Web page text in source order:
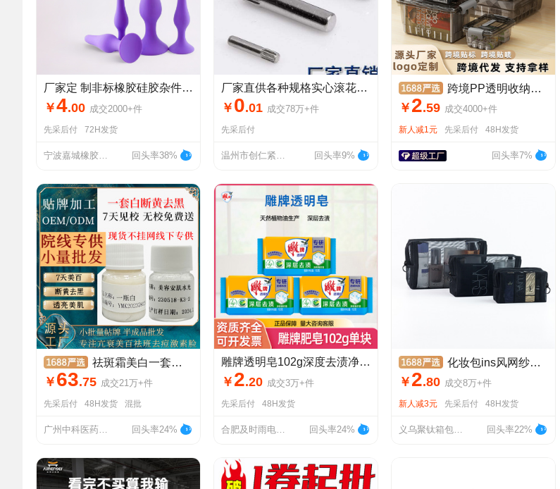
厂家定 制非标橡胶硅胶杂件橡胶塞护线硅胶制品加工定 制硅胶塞
￥4.00 成交2000+件
先采后付 72H发货
宁波嘉城橡胶制品有限公司 回头率38%
厂家直供各种规格实心滚花销 不锈钢碳钢滚花销 插销搓花轴定位销
￥ 0.01 成交78万+件
先采后付
温州市创仁紧固件有限公司 回头率9%
跨境PP透明收纳箱套装可贴麦标杂物收纳储物盒加厚塑料衣厨储物箱
￥ 2.59 成交4000+件
新人减1元 先采后付 48H发货
回头率7%
祛斑霜美白一套装一瓶白面霜祛斑霜美白去黑色素去黄褐斑去黑去黄
￥ 63.75 成交21万+件
先采后付 48H发货 混批
广州中科医药科技有限公司 回头率24%
雕牌透明皂102g深度去渍净爽青柠香家用肥皂整箱量批洗衣皂实惠装
￥ 2.20 成交3万+件
先采后付 48H发货
合肥及时雨电子商务有限公司 回头率24%
化妆包ins风网纱化妆袋女便携迷你旅行随身口红包小化妆品收纳包
￥ 2.80 成交8万+件
新人减3元 先采后付 48H发货
义乌聚钛箱包有限公司 回头率22%